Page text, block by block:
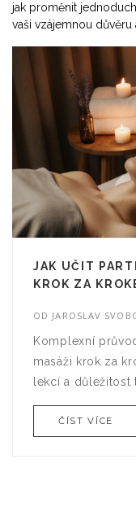
jak proměnit
vaši vzájemnou důvěru
JAK UČIT
KROK ZA
OD JAROSLAV
Komplexní
masáži krok za
lekcí a důležitost
ČÍST VÍCE